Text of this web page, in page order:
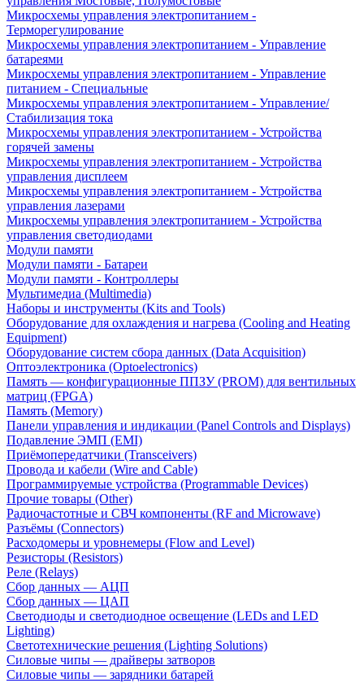
Микросхемы управления электропитанием -
Терморегулирование
Микросхемы управления электропитанием - Управление
батареями
Микросхемы управления электропитанием - Управление
питанием - Специальные
Микросхемы управления электропитанием - Управление/
Стабилизация тока
Микросхемы управления электропитанием - Устройства
горячей замены
Микросхемы управления электропитанием - Устройства
управления дисплеем
Микросхемы управления электропитанием - Устройства
управления лазерами
Микросхемы управления электропитанием - Устройства
управления светодиодами
Модули памяти
Модули памяти - Батареи
Модули памяти - Контроллеры
Мультимедиа (Multimedia)
Наборы и инструменты (Kits and Tools)
Оборудование для охлаждения и нагрева (Cooling and Heating
Equipment)
Оборудование систем сбора данных (Data Acquisition)
Оптоэлектроника (Optoelectronics)
Память — конфигурационные ППЗУ (PROM) для вентильных
матриц (FPGA)
Память (Memory)
Панели управления и индикации (Panel Controls and Displays)
Подавление ЭМП (EMI)
Приёмопередатчики (Transceivers)
Провода и кабели (Wire and Cable)
Программируемые устройства (Programmable Devices)
Прочие товары (Other)
Радиочастотные и СВЧ компоненты (RF and Microwave)
Разъёмы (Connectors)
Расходомеры и уровнемеры (Flow and Level)
Резисторы (Resistors)
Реле (Relays)
Сбор данных — АЦП
Сбор данных — ЦАП
Светодиоды и светодиодное освещение (LEDs and LED
Lighting)
Светотехнические решения (Lighting Solutions)
Силовые чипы — драйверы затворов
Силовые чипы — зарядники батарей